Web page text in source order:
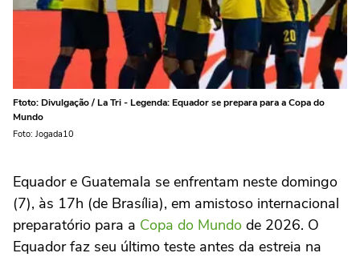
Ftoto: Divulgação / La Tri - Legenda: Equador se prepara para a Copa do
Mundo
Foto: Jogada10
Equador e Guatemala se enfrentam neste domingo
(7), às 17h (de Brasília), em amistoso internacional
preparatório para a Copa do Mundo de 2026. O
Equador faz seu último teste antes da estreia na